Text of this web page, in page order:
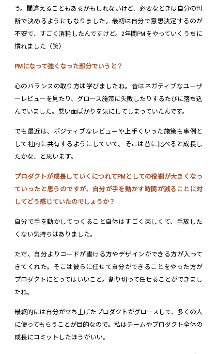
う。間違えることもあるかもしれないけど、必要なときは自分の判
断で決めるようにもなりました。最初は自分で意思決定するのが
不安で、すごく消耗したんですけど。2年間PMをやっていくうちに
慣れました（笑）
PMになって強くなった部分でいうと？
心のバランスの取り方は学びましたね。昔はネガティブなユーザ
ーレビューを見たり、グロース施策に失敗したりするたびに落ち込
んでいました。悪い面ばかりを気にしてしまっていたんです。
でも最近は、ポジティブなレビューや上手くいった施策も事例と
して社内に共有するようにしていて。そこは昔に比べると成長し
たかな、と思います。
プロダクトが成長していくにつれてPMとしての役割が大きくなっ
ていったと思うのですが、自分が手を動かす時間が減ることに対
してどう感じていたのでしょうか？
自分で手を動かしてつくること自体はすごく楽しくて、手放した
くない気持ちはありました。
ただ、自分よりコードが書ける方やデザインができる方が入って
きてくれた。そこは彼らに任せて自分ができることをやった方が
プロダクトにとってはいいこと。割り切って任せることができまし
たね。
最終的には自分が立ち上げたプロダクトがグロースして、多くの人
に使ってもらうことが目的なので。私はチームやプロダクト全体の
成長にコミットしたほうがいい。